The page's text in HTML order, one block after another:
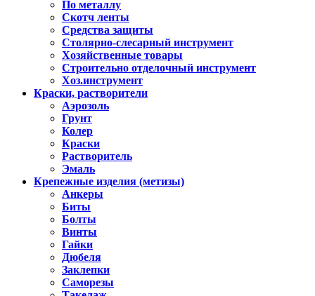
По металлу
Скотч ленты
Средства защиты
Столярно-слесарный инструмент
Хозяйственные товары
Строительно отделочный инструмент
Хоз.инструмент
Краски, растворители
Аэрозоль
Грунт
Колер
Краски
Растворитель
Эмаль
Крепежные изделия (метизы)
Анкеры
Биты
Болты
Винты
Гайки
Дюбеля
Заклепки
Саморезы